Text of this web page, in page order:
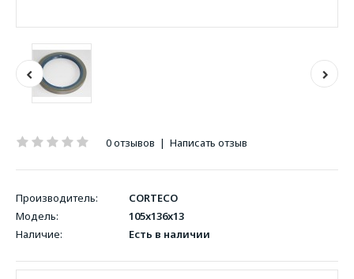
0 отзывов | Написать отзыв
Производитель:
CORTECO
Модель:
105x136x13
Наличие:
Есть в наличии